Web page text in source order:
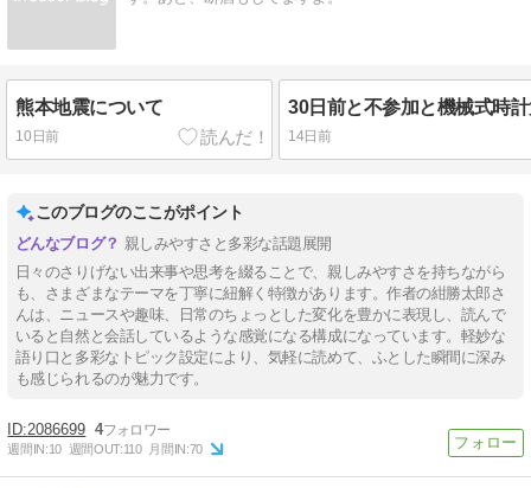
熊本地震について
10日前 14日前
このブログのここがポイント
親しみやすさと多彩な話題展開
日々のさりげない出来事や思考を綴ることで、親しみやすさを持ちながら
も、さまざまなテーマを丁寧に紐解く特徴があります。作者の紺勝太郎さ
んは、ニュースや趣味、日常のちょっとした変化を豊かに表現し、読んで
いると自然と会話しているような感覚になる構成になっています。軽妙な
語り口と多彩なトピック設定により、気軽に読めて、ふとした瞬間に深み
も感じられるのが魅力です。
2086699 4
週間IN:10 週間OUT:110 月間IN:70